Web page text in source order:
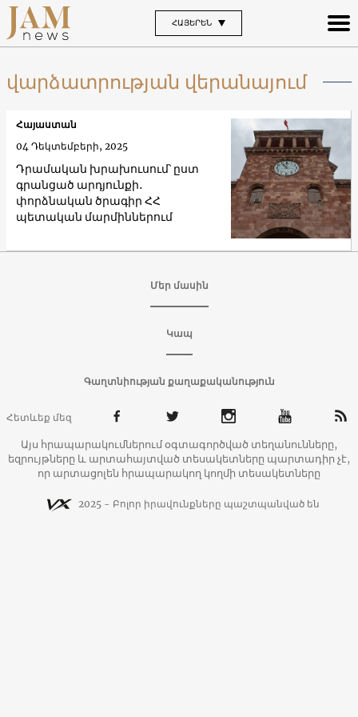
ՀԱՅԵՐԵՆ
վարձատրության վերանայում
Դրամական խրախուսում՝ ըստ
գրանցած արդյունքի․
փորձնական ծրագիր ՀՀ
պետական մարմիններում
Հայաստան
04 Դեկտեմբերի, 2025
Մեր մասին
Կապ
Գաղտնիության քաղաքականություն
Հետևեք մեզ
Այս հրապարակումներում օգտագործված տեղանունները,
եզրույթները և արտահայտված տեսակետները պարտադիր չէ,
որ արտացոլեն հրապարակող կողմի տեսակետները
2025 - Բոլոր իրավունքները պաշտպանված են